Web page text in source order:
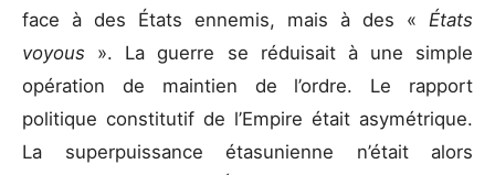
face à des États ennemis, mais à des « États
voyous ». La guerre se réduisait à une simple
opération de maintien de l’ordre. Le rapport
politique constitutif de l’Empire était asymétrique.
La superpuissance étasunienne n’était alors